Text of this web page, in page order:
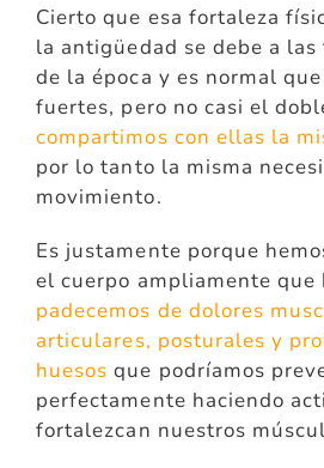
Cierto que esa fortaleza
la antigüedad se debe a
de la época y es normal
fuertes, pero no casi el
compartimos con ellas la
por lo tanto la misma
movimiento.
Es justamente porque
el cuerpo ampliamente que
padecemos de dolores
articulares, posturales y
huesos que podríamos
perfectamente haciendo
fortalezcan nuestros